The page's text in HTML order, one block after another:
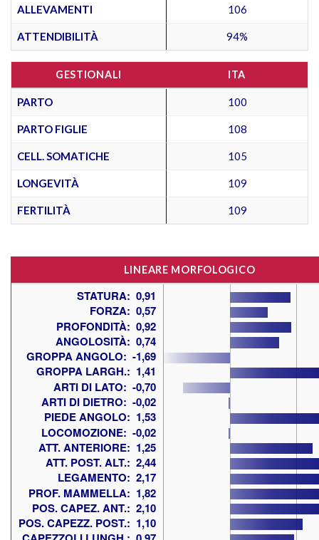
ALLEVAMENTI 106
ATTENDIBILITÀ 94%
GESTIONALI ITA
PARTO 100
PARTO FIGLIE 108
CELL. SOMATICHE 105
LONGEVITÀ 109
FERTILITÀ 109
LINEARE MORFOLOGICO